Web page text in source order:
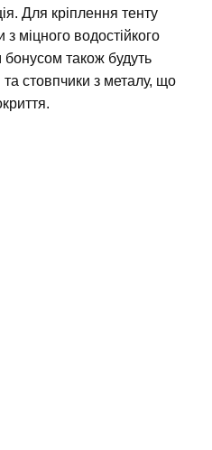
Для кріплення тенту
міцного водостійкого
також будуть
та стовпчики з металу, що